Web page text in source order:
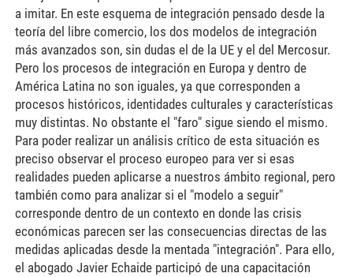
a imitar. En este esquema de integración pensado desde la
teoría del libre comercio, los dos modelos de integración
más avanzados son, sin dudas el de la UE y el del Mercosur.
Pero los procesos de integración en Europa y dentro de
América Latina no son iguales, ya que corresponden a
procesos históricos, identidades culturales y características
muy distintas. No obstante el "faro" sigue siendo el mismo.
Para poder realizar un análisis crítico de esta situación es
preciso observar el proceso europeo para ver si esas
realidades pueden aplicarse a nuestros ámbito regional, pero
también como para analizar si el "modelo a seguir"
corresponde dentro de un contexto en donde las crisis
económicas parecen ser las consecuencias directas de las
medidas aplicadas desde la mentada "integración". Para ello,
el abogado Javier Echaide participó de una capacitación